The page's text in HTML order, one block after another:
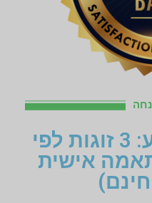
מדרסים במבצע: 3 זוגות לפי
אישית